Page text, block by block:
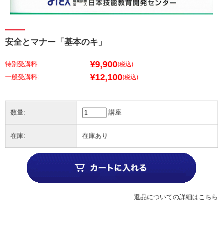
安全とマナー「基本のキ」
特別受講料: ¥9,900(税込)
¥12,100(税込)
数量: 講座
在庫: 在庫あり
返品についての詳細はこちら